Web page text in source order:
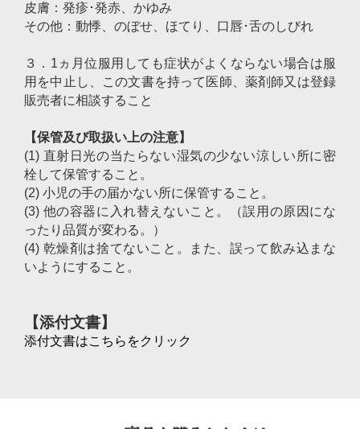
皮膚：発疹･発赤、かゆみ
その他：動悸、のぼせ、ほてり、口唇･舌のしびれ
３．1ヵ月位服用しても症状がよくならない場合は服
用を中止し、この文書を持って医師、薬剤師又は登録
販売者に相談すること
【保管及び取扱い上の注意】
(1) 直射日光の当たらない湿気の少ない涼しい所に密
栓して保管すること。
(2) 小児の手の届かない所に保管すること。
(3) 他の容器に入れ替えないこと。（誤用の原因にな
ったり品質が変わる。）
(4) 乾燥剤は捨てないこと。また、誤って飲み込まな
いようにすること。
【添付文書】
添付文書はこちらをクリック